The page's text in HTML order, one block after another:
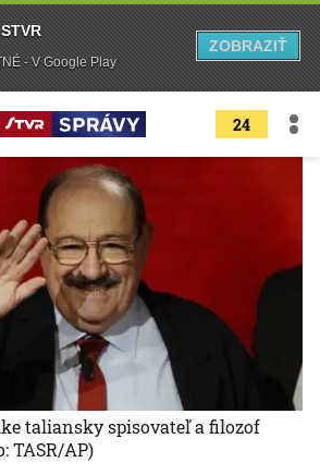
24
taliansky spisovateľ a filozof
TASR/AP)
- V Google Play
ZOBRAZIŤ